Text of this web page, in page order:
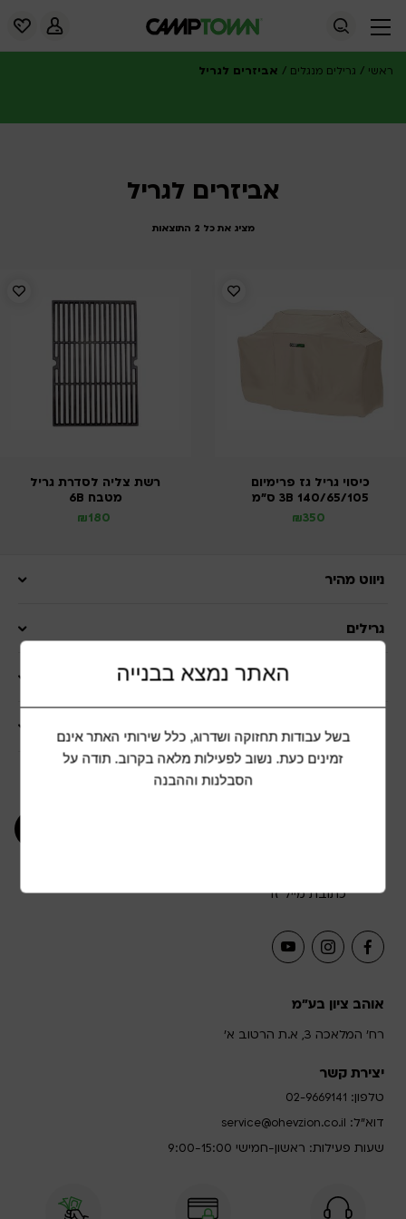
ראשי / גרילים מנגלים / אביזרים לגריל
אביזרים לגריל
מציג את כל 2 התוצאות
כיסוי גריל גז פרימיום
140/65/105 3B ס”מ
350
₪
רשת צליה לסדרת גריל
מטבח 6B
180
₪
אוהב ציון בע"מ
רח' המלאכה 3, א.ת הרטוב א'
יצירת קשר
טלפון: 02-9669141
דוא”ל: service@ohevzion.co.il
שעות פעילות: ראשון-חמישי 9:00-15:00
ניווט מהיר
גרילים
שרות לקוחות
הצטרפות למועדון לקוחות
כתובת מייל זו
האתר נמצא בבנייה
בשל עבודות תחזוקה ושדרוג, כלל שירותי האתר אינם
זמינים כעת. נשוב לפעילות מלאה בקרוב. תודה על
הסבלנות וההבנה